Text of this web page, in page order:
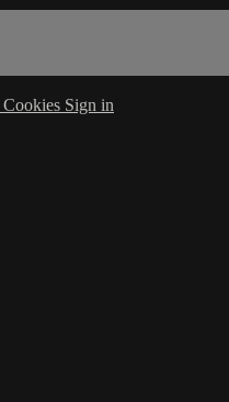
Cookies Sign in